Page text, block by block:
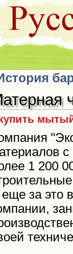
1 200
за это